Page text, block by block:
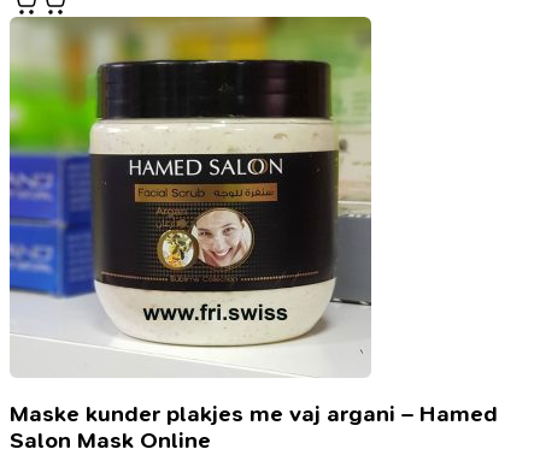
Maske kunder plakjes me vaj argani – Hamed
Salon Mask Online